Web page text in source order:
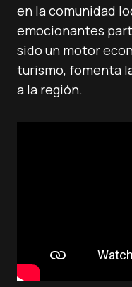
en la comunidad
emocionantes
sido un motor
turismo, fomenta
a la región.